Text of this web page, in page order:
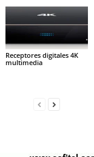
Receptores digitales 4K
multimedia